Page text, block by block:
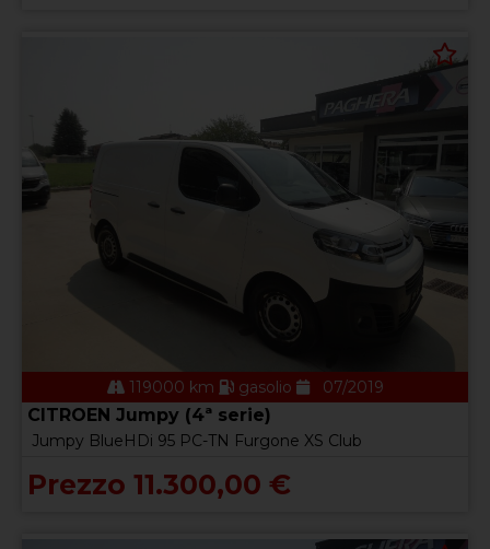
119000 km gasolio 07/2019
CITROEN Jumpy (4ª serie)
Jumpy BlueHDi 95 PC-TN Furgone XS Club
Prezzo 11.300,00 €